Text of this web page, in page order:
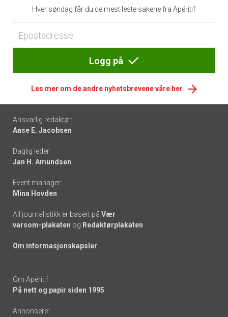
Hver søndag får du de mest leste sakene fra Apéritif
Logg på
Les mer om de andre nyhetsbrevene våre her
Footer
-
links
Ansvarlig redaktør:
Aase E. Jacobsen
Daglig leder:
Jan H. Amundsen
Event manager:
Mina Hovden
All journalistikk er basert på Vær
varsom-plakaten og Redaktørplakaten
Om informasjonskapsler
Om Apéritif:
På nett og papir siden 1995
Annonsere: